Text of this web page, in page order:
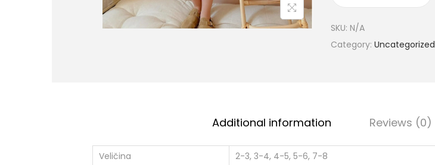
SKU: N/A
Category: Uncategorized
Additional information Reviews (0)
Veličina 2-3, 3-4, 4-5, 5-6, 7-8